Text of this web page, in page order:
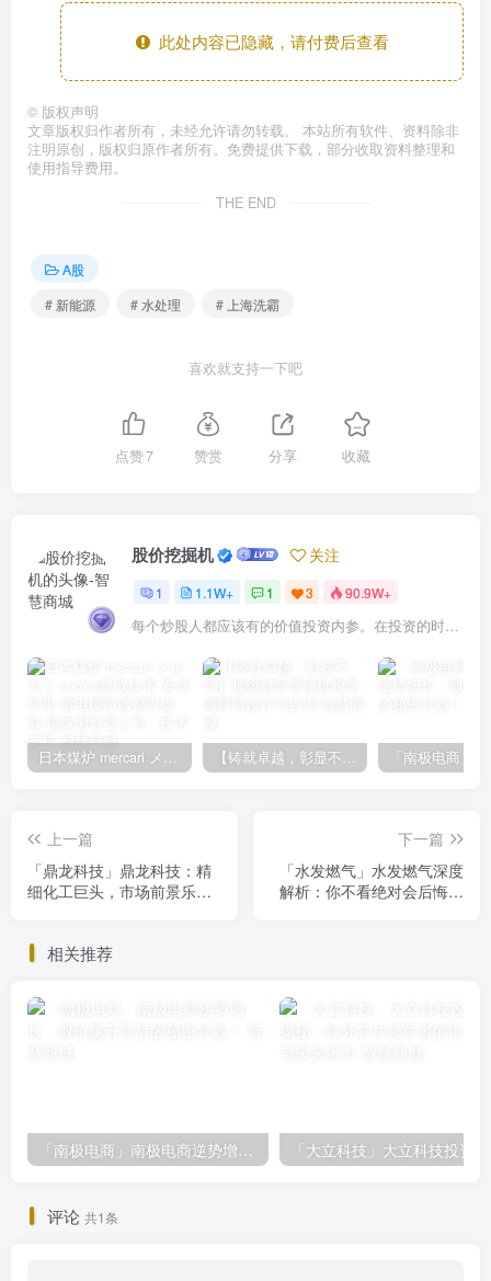
此处内容已隐藏，请付费后查看
© 版权声明
文章版权归作者所有，未经允许请勿转载。 本站所有软件、资料除非
注明原创，版权归原作者所有。免费提供下载，部分收取资料整理和
使用指导费用。
THE END
A股
# 新能源
# 水处理 # 上海洗霸
喜欢就支持一下吧
点赞7 赞赏 分享 收藏
股价挖掘机 关注
1 1.1W+ 1 3 90.9W+
每个炒股人都应该有的价值投资内参。在投资的时候，我们把自己看成是企业分析师——而不是市场分析师，也不是宏观经济分析师，更不是证券分析师。
日本煤炉 mercari メルカリ cookie提取技术 安卓 苹果 雷电模拟器都可提取,指纹浏览器上号。技术支持 【铸就卓越，彰显不凡】顶级财富管理机构专属官网设计与咨询
上一篇
「鼎龙科技」鼎龙科技：精
细化工巨头，市场前景乐
下一篇
「水发燃气」水发燃气深度
解析：你不看绝对会后悔的
相关推荐
「南极电商」南极电商逆势增长，股价飙升背后的秘密武器！
评论 共1条